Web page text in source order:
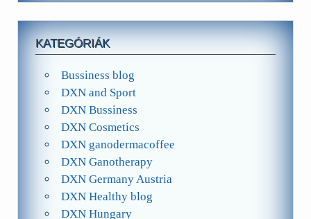
KATEGÓRIÁK
Bussiness blog
DXN and Sport
DXN Bussiness
DXN Cosmetics
DXN ganodermacoffee
DXN Ganotherapy
DXN Germany Austria
DXN Healthy blog
DXN Hungary